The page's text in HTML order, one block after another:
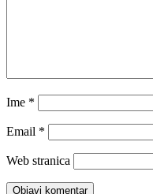
Ime *
Email *
Web stranica